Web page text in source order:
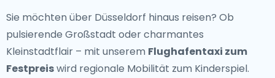
Sie möchten über Düsseldorf hinaus reisen? Ob
pulsierende Großstadt oder charmantes
Kleinstadtflair – mit unserem Flughafentaxi zum
Festpreiswird regionale Mobilität zum Kinderspiel.